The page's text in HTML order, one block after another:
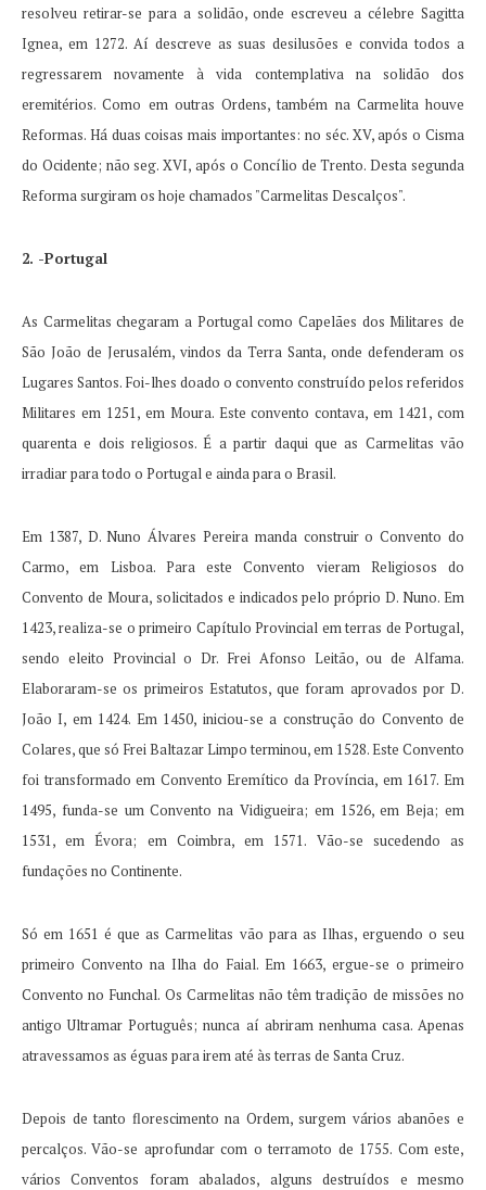
resolveu retirar-se para a solidão, onde escreveu a célebre Sagitta
Ignea, em 1272. Aí descreve as suas desilusões e convida todos a
regressarem novamente à vida contemplativa na solidão dos
eremitérios.Como em outras Ordens, também na Carmelita houve
Reformas. Há duas coisas mais importantes: no séc. XV, após o Cisma
do Ocidente; não seg.XVI, após o Concílio de Trento.Desta segunda
Reforma surgiram os hoje chamados "Carmelitas Descalços".
2. -Portugal
As Carmelitas chegaram a Portugal como Capelães dos Militares de
São João de Jerusalém, vindos da Terra Santa, onde defenderam os
Lugares Santos. Foi-lhes doado o convento construído pelos referidos
Militares em 1251, em Moura. Este convento contava, em 1421, com
quarenta e dois religiosos.É a partir daqui que as Carmelitas vão
irradiar para todo o Portugal e ainda para o Brasil.
Em 1387, D. Nuno Álvares Pereira manda construir o Convento do
Carmo, em Lisboa. Para este Convento vieram Religiosos do
Convento de Moura, solicitados e indicados pelo próprio D. Nuno. Em
1423, realiza-se o primeiro Capítulo Provincial em terras de Portugal,
sendo eleito Provincial o Dr. Frei Afonso Leitão, ou de Alfama.
Elaboraram-se os primeiros Estatutos, que foram aprovados por D.
João I, em 1424. Em 1450, iniciou-se a construção do Convento de
Colares, que só Frei Baltazar Limpo terminou, em 1528. Este Convento
foi transformado em Convento Eremítico da Província, em 1617. Em
1495, funda-se um Convento na Vidigueira; em 1526, em Beja;em
1531, em Évora; em Coimbra, em 1571. Vão-se sucedendo as
fundações no Continente.
Só em 1651 é que as Carmelitas vão para as Ilhas, erguendo o seu
primeiro Convento na Ilha do Faial. Em 1663, ergue-se o primeiro
Convento no Funchal. Os Carmelitas não têm tradição de missões no
antigo Ultramar Português;nunca aí abriram nenhuma casa. Apenas
atravessamos as éguas para irem até às terras de Santa Cruz.
Depois de tanto florescimento na Ordem, surgem vários abanões e
percalços.Vão-se aprofundar com o terramoto de 1755. Com este,
vários Conventos foram abalados, alguns destruídos e mesmo